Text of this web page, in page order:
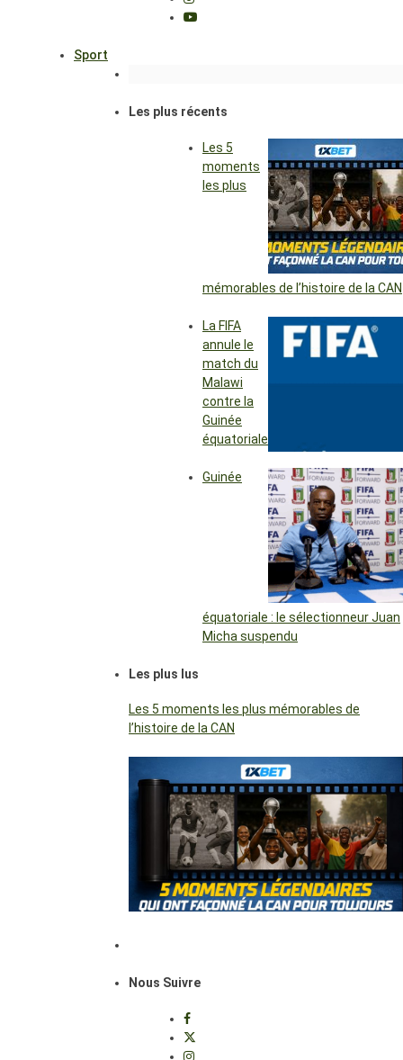
Sport
Les plus récents
Les 5
moments
les plus
mémorables de l’histoire de la CAN
La FIFA
annule le
match du
Malawi
contre la
Guinée
équatoriale
Guinée
équatoriale : le sélectionneur Juan
Micha suspendu
Les plus lus
Les 5 moments les plus mémorables de
l’histoire de la CAN
Nous Suivre